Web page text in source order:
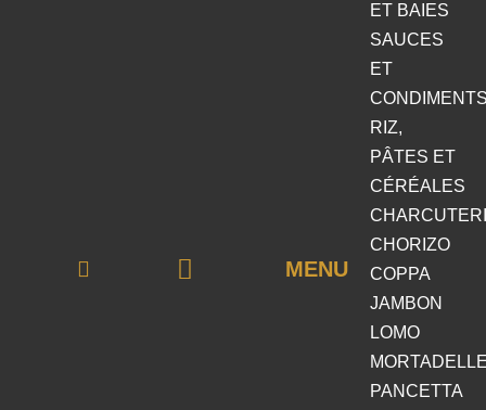
MENU
ET BAIES
SAUCES
ET
RIZ,
PÂTES ET
CÉRÉALES
CHORIZO
COPPA
JAMBON
LOMO
PANCETTA